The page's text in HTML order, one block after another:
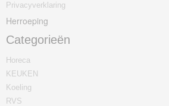
Privacyverklaring
Herroeping
Categorieën
Horeca
KEUKEN
Koeling
RVS